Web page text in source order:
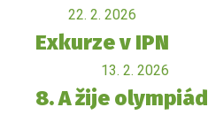
22. 2. 2026
Exkurze v IPN
13. 2. 2026
8. A žije